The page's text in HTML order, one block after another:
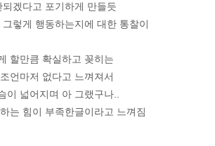
겠다고 포기하게 만들듯
렇게 행동하는지에 대한 통찰이
할만큼 확실하고 꽂히는
언마저 없다고 느껴져서
이 넓어지며 아 그랬구나..
는 힘이 부족한글이라고 느껴짐